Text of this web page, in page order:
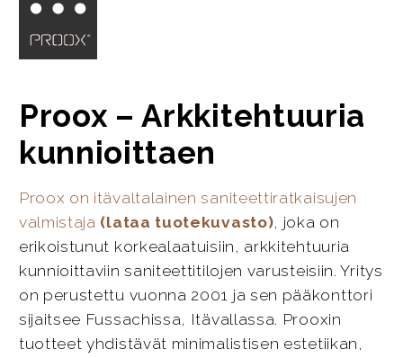
Proox – Arkkitehtuuria
kunnioittaen
Proox on itävaltalainen saniteettiratkaisujen
valmistaja (lataa tuotekuvasto), joka on
erikoistunut korkealaatuisiin, arkkitehtuuria
kunnioittaviin saniteettitilojen varusteisiin. Yritys
on perustettu vuonna 2001 ja sen pääkonttori
sijaitsee Fussachissa, Itävallassa. Prooxin
tuotteet yhdistävät minimalistisen estetiikan,